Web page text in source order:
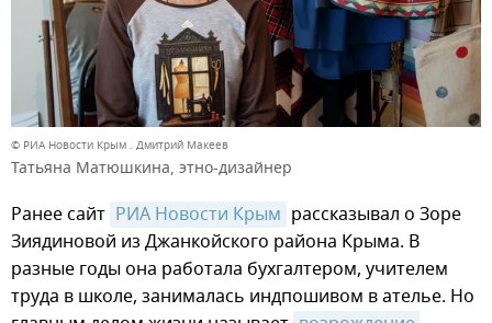
© РИА Новости Крым . Дмитрий Макеев
Татьяна Матюшкина, этно-дизайнер
Ранее сайт РИА Новости Крым рассказывал о Зоре
Зиядиновой из Джанкойского района Крыма. В
разные годы она работала бухгалтером, учителем
труда в школе, занималась индпошивом в ателье. Но